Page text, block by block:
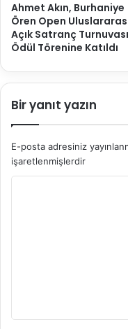
Ahmet Akın, Burhaniye
Ören Open
Açık Satranç
Ödül Törenine Katıldı
Bir yanıt yazın
E-posta adresiniz
işaretlenmişlerdir